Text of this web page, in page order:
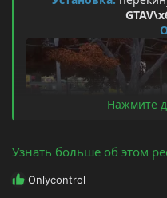
Нажмите
Узнать больше об этом
Р
Onlycontrol